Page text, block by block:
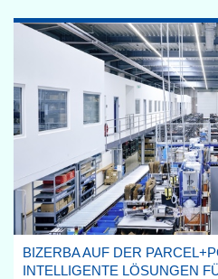
BIZERBA AUF DER
INTELLIGENTE LÖSUNGEN